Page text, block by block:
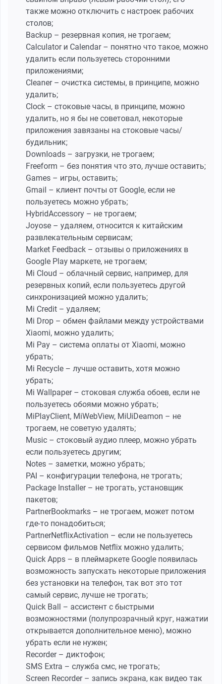
также можно отключить с настроек рабочих
столов;
Backup – резервная копия, не трогаем;
Calculator и Calendar – понятно что такое, можно
удалить если пользуетесь сторонними
приложениями;
Cleaner – очистка системы, в принципе, можно
удалить;
Clock – стоковые часы, в принципе, можно
удалить, но я бы не советовал, некоторые
приложения завязаны на стоковые часы/
будильник;
Downloads – загрузки, не трогаем;
Freeform – без понятия что это, лучше оставить;
Games – игры, оставить;
Gmail – клиент почты от Google, если не
пользуетесь можно убрать;
HybridAccessory – не трогаем;
Joyose – удаляем, относится к китайским
развлекательным сервисам;
Market Feedback – отзывы о приложениях в
Google Play маркете, не трогаем;
Mi Cloud – облачный сервис, например, для
резервных копий, если пользуетесь другой
синхронизацией можно удалить;
Mi Credit – удаляем;
Mi Drop – обмен файлами между устройствами
Xiaomi, можно удалить;
Mi Pay – система оплаты от Xiaomi, можно
убрать;
Mi Recycle – лучше оставить, хотя можно
убрать;
Mi Wallpaper – стоковая служба обоев, если не
пользуетесь обоями можно убрать;
MiPlayClient, MiWebView, MiUiDeamon – не
трогаем, не советую удалять;
Music – стоковый аудио плеер, можно убрать
если пользуетесь другим;
Notes – заметки, можно убрать;
PAI – конфигурации телефона, не трогать;
Package Installer – не трогать, установщик
пакетов;
PartnerBookmarks – не трогаем, может потом
где-то понадобиться;
PartnerNetflixActivation – если не пользуетесь
сервисом фильмов Netflix можно удалить;
Quick Apps – в плеймаркете Google появилась
возможность запускать некоторые приложения
без установки на телефон, так вот это тот
самый сервис, лучше не трогать;
Quick Ball – ассистент с быстрыми
возможностями (полупрозрачный круг, нажатии
открывается дополнительное меню), можно
убрать если не нужен;
Recorder – диктофон;
SMS Extra – служба смс, не трогать;
Screen Recorder – запись экрана, как видео так